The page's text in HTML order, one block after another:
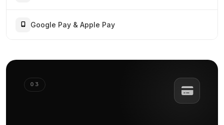
Google Pay & Apple Pay
03